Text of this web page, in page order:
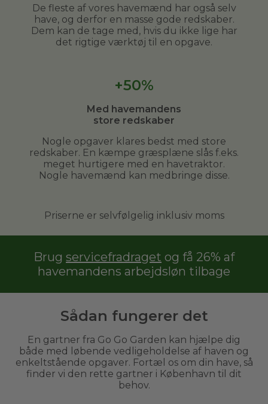
De fleste af vores havemænd har også selv
have, og derfor en masse gode redskaber.
Dem kan de tage med, hvis du ikke lige har
det rigtige værktøj til en opgave.
+50%
Med havemandens
store redskaber
Nogle opgaver klares bedst med store
redskaber. En kæmpe græsplæne slås f.eks.
meget hurtigere med en havetraktor.
Nogle havemænd kan medbringe disse.
Priserne er selvfølgelig inklusiv moms
Brug servicefradraget og få 26% af
havemandens arbejdsløn tilbage
Sådan fungerer det
En gartner fra Go Go Garden kan hjælpe dig
både med løbende vedligeholdelse af haven og
enkeltstående opgaver. Fortæl os om din have, så
finder vi den rette gartner i København til dit
behov.